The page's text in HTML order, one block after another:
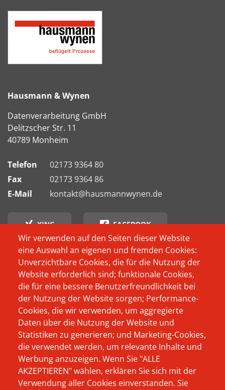
Wir verwenden auf den Seiten dieser Website
eine Auswahl an eigenen und fremden Cookies:
Unverzichtbare Cookies, die für die Nutzung der
Website erforderlich sind; funktionale Cookies,
die für eine bessere Benutzerfreundlichkeit bei
der Nutzung der Website sorgen; Performance-
Cookies, die wir verwenden, um aggregierte
Daten über die Nutzung der Website und
Statistiken zu generieren; und Marketing-Cookies,
die verwendet werden, um relevante Inhalte und
Werbung anzuzeigen. Wenn Sie "ALLE
AKZEPTIEREN" wählen, erklären Sie sich mit der
Verwendung aller Cookies einverstanden. Sie
Hausmann & Wynen
Datenverarbeitung GmbH
Delitzscher Str. 11
40789 Monheim
Telefon
02173 9364 80
Fax
02173 9364 86
E-Mail
kontakt@hausmannwynen.de
XING FACEBOOK
INSTAGRAM
Footer
Menü
Produkte
Das Unternehmen
Beratung
Aktuelles
Karriere
Kontakt
Wer schon immer
wissen wollte, wer
oder was sich
eigentlich hinter
Hausmann Wynen
verbirgt, und warum
wir als Softwarehaus